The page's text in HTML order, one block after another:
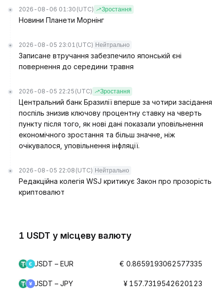
2026-08-06 01:30 (UTC) Зростання
Новини Планети Морнінг
2026-08-05 23:01 (UTC) Нейтрально
Записане втручання забезпечило японській єні
повернення до середини травня
2026-08-05 22:25 (UTC) Зростання
Центральний банк Бразилії вперше за чотири засідання
поспіль знизив ключову процентну ставку на чверть
пункту після того, як нові дані показали уповільнення
економічного зростання та більш значне, ніж
очікувалося, уповільнення інфляції.
2026-08-05 22:08 (UTC) Нейтрально
Редакційна колегія WSJ критикує Закон про прозорість
криптовалют
1 USDT у місцеву валюту
USDT – EUR € 0.8659193062577335
USDT – JPY ¥ 157.7319542620123